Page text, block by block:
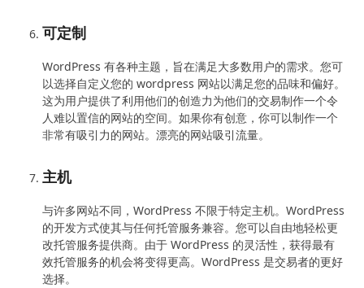
可定制
WordPress 有各种主题，旨在满足大多数用户的需求。您可
以选择自定义您的 wordpress 网站以满足您的品味和偏好。
这为用户提供了利用他们的创造力为他们的交易制作一个令
人难以置信的网站的空间。如果你有创意，你可以制作一个
非常有吸引力的网站。漂亮的网站吸引流量。
主机
与许多网站不同，WordPress 不限于特定主机。WordPress
的开发方式使其与任何托管服务兼容。您可以自由地轻松更
改托管服务提供商。由于 WordPress 的灵活性，获得最有
效托管服务的机会将变得更高。WordPress 是交易者的更好
选择。